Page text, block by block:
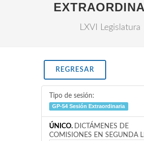
LXVI Legislatura
REGRESAR
Tipo de sesión:
GP-54 Sesión Extraordinaria
ÚNICO. DICTÁMENES DE
COMISIONES EN SEGUNDA